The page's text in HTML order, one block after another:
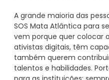
A grande maioria das
SOS Mata Atlântica para
vem porque quer colocar
ativistas digitais, têm
também querem
talentos e habilidades.